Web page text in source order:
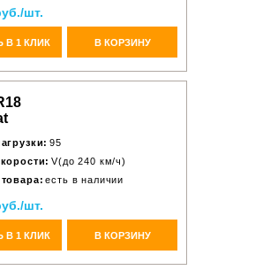
шт.
В 1 КЛИК В КОРЗИНУ
95
V(до 240 км/ч)
есть в наличии
шт.
В 1 КЛИК В КОРЗИНУ